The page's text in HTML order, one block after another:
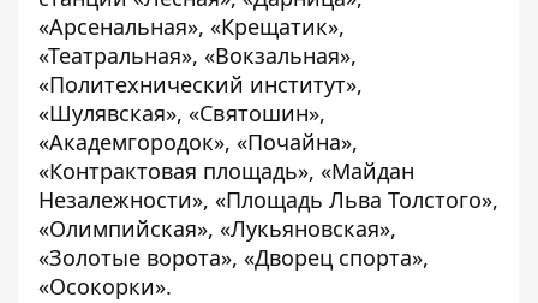
«Арсенальная», «Крещатик»,
«Театральная», «Вокзальная»,
«Политехнический институт»,
«Шулявская», «Святошин»,
«Академгородок», «Почайна»,
«Контрактовая площадь», «Майдан
Незалежности», «Площадь Льва Толстого»,
«Олимпийская», «Лукьяновская»,
«Золотые ворота», «Дворец спорта»,
«Осокорки».